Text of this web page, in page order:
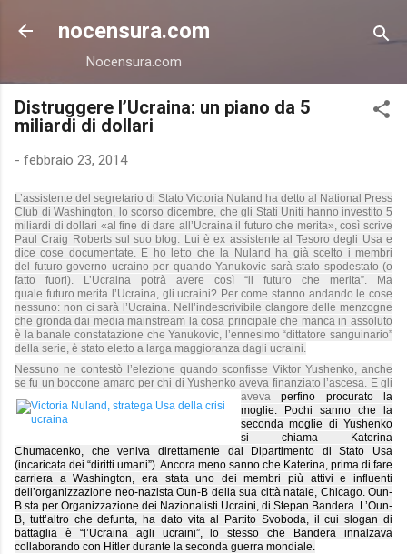
Passa ai contenuti principali
nocensura.com
Nocensura.com
Distruggere l’Ucraina: un piano da 5
miliardi di dollari
- febbraio 23, 2014
L’assistente del segretario di Stato Victoria Nuland ha detto al National Press
Club di Washington, lo scorso dicembre, che gli Stati Uniti hanno investito 5
miliardi di dollari «al fine di dare all’Ucraina il futuro che merita», così scrive
Paul Craig Roberts sul suo blog. Lui è ex assistente al Tesoro degli Usa e
dice cose documentate. E ho letto che la Nuland ha già scelto i membri
del futuro governo ucraino per quando Yanukovic sarà stato spodestato (o
fatto fuori). L’Ucraina potrà avere così “il
futuro
che merita”. Ma
quale futuro merita l’Ucraina, gli ucraini? Per come stanno andando le cose
nessuno: non ci sarà l’Ucraina. Nell’indescrivibile clangore delle menzogne
che gronda dai media mainstream la cosa principale che manca in assoluto
è la banale constatazione che Yanukovic, l’ennesimo “dittatore sanguinario”
della serie, è stato eletto a larga maggioranza dagli ucraini.
Nessuno ne contestò l’elezione quando sconfisse Viktor Yushenko, anche
se fu un boccone amaro per chi di Yushenko aveva finanziato l’ascesa. E gli
aveva
perfino procurato la
moglie. Pochi sanno che la
seconda moglie di Yushenko
si chiama Katerina
Chumacenko, che veniva direttamente dal Dipartimento di Stato
Usa
(incaricata dei “diritti umani”). Ancora meno sanno che Katerina, prima di fare
carriera a Washington, era stata uno dei membri più attivi e influenti
dell’organizzazione neo-nazista Oun-B della sua città natale, Chicago. Oun-
B sta per Organizzazione dei Nazionalisti Ucraini, di Stepan Bandera. L’Oun-
B, tutt’altro che defunta, ha dato vita al Partito Svoboda, il cui slogan di
battaglia è “l’Ucraina agli ucraini”, lo stesso che Bandera innalzava
collaborando con Hitler durante la seconda guerra mondiale.